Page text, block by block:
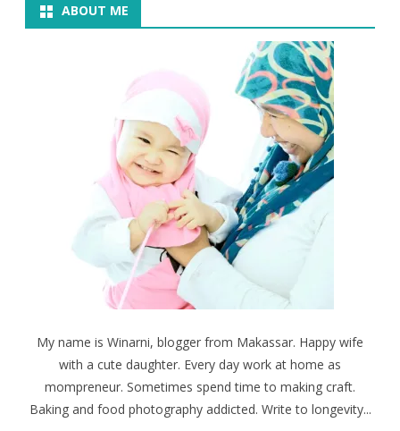
ABOUT ME
My name is Winarni, blogger from Makassar. Happy wife
with a cute daughter. Every day work at home as
mompreneur. Sometimes spend time to making craft.
Baking and food photography addicted. Write to longevity...